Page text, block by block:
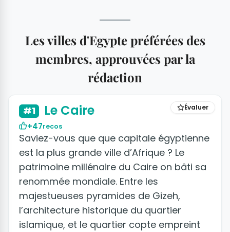
Les villes d'Egypte préférées des
membres, approuvées par la
rédaction
Évaluer
#1 Le Caire
+47recos
Saviez-vous que que capitale égyptienne
est la plus grande ville d’Afrique ? Le
patrimoine millénaire du Caire on bâti sa
renommée mondiale. Entre les
majestueuses pyramides de Gizeh,
l’architecture historique du quartier
islamique, et le quartier copte empreint